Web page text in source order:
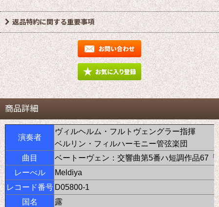
返品特約に関する重要事項
商品詳細
演奏者
ヴィルヘルム・フルトヴェングラー指揮
ベルリン・フィルハーモニー管弦楽団
曲目
ベートーヴェン：交響曲第5番ハ短調作品67「
レーべル
Meldiya
レコード番号 D05800-1
国名
露